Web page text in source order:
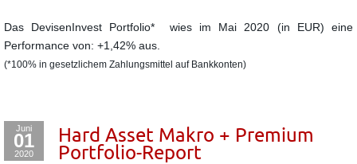
Das DevisenInvest Portfolio* wies im Mai 2020 (in EUR) eine
Performance von: +1,42% aus.
(*100% in gesetzlichem Zahlungsmittel auf Bankkonten)
Juni
01
2020
Hard Asset Makro + Premium
Portfolio-Report